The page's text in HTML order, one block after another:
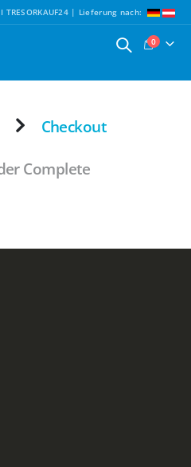
TRESORKAUF24 | Lieferung nach:
0
Checkout
Complete